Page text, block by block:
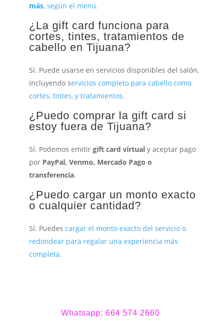
más, según el menú.
¿La gift card funciona para
cortes, tintes, tratamientos de
cabello en Tijuana?
Sí. Puede usarse en servicios disponibles del salón,
incluyendo servicios completo para cabello como
cortes, tintes, y tratamientos.
¿Puedo comprar la gift card si
estoy fuera de Tijuana?
Sí. Podemos emitir gift card virtualy aceptar pago
por PayPal, Venmo, Mercado Pago o
transferencia.
¿Puedo cargar un monto exacto
o cualquier cantidad?
Sí. Puedes cargar el monto exacto del servicio o
redondear para regalar una experiencia más
completa.
Whatsapp: 664 574 2660